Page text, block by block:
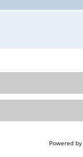
Powered by